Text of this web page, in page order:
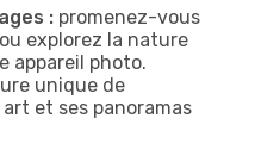
: promenez-vous
explorez la nature
appareil photo.
unique de
et ses panoramas